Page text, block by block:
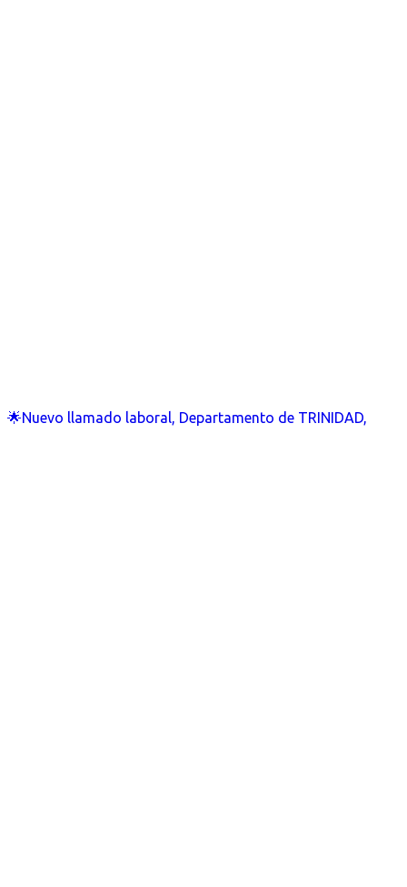
🌟Nuevo llamado laboral, Departamento de TRINIDAD,